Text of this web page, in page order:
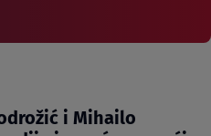
i Mihailo